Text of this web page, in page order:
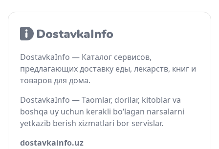
DostavkaInfo — Каталог сервисов,
предлагающих доставку еды, лекарств, книг и
товаров для дома.
DostavkaInfo — Taomlar, dorilar, kitoblar va
boshqa uy uchun kerakli bo‘lagan narsalarni
yetkazib berish xizmatlari bor servislar.
dostavkainfo.uz